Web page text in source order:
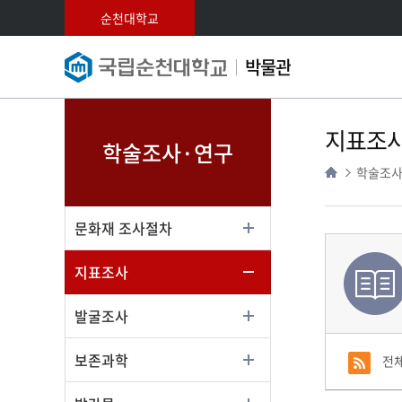
순천대학교
박물관
학술조사·연구
문화재 조사절차
지표조사
발굴조사
보존과학
지표조
학술조
전